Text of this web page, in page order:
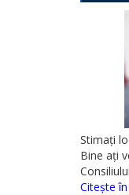
Stimați
Bine ați
Citește